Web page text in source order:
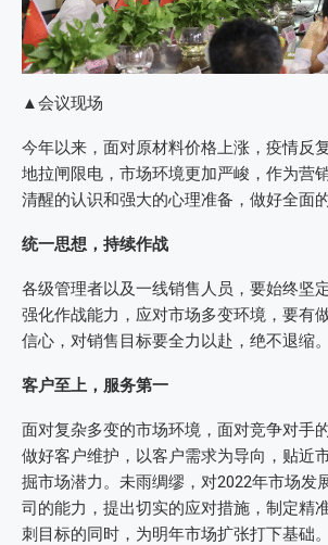
▲会议现场
今年以来，面对原材料价格上涨，疫情反
地拉闸限电，市场环境更加严峻，作为营
清醒的认识和强大的心理准备，做好全面
统一思想，持续作战
各级管理者以及一线销售人员，要始终坚
强化作战能力，应对市场多变环境，要有
信心，对销售目标要全力以赴，绝不退缩。
客户至上，服务第一
面对复杂多变的市场环境，面对竞争对手
做好客户维护，以客户需求为导向，贴近
掘市场潜力。未雨绸缪，对2022年市场发
司的能力，提出切实的应对措施，制定精
刺目标的同时，为明年市场扩张打下基础